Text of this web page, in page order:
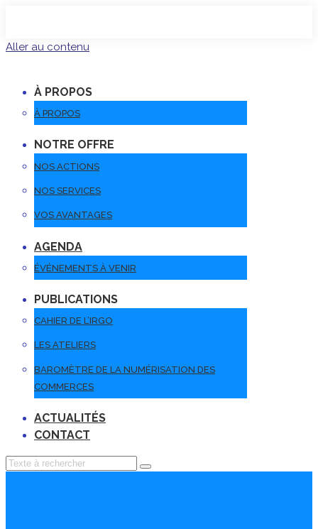
Aller au contenu
À PROPOS
À PROPOS
NOTRE OFFRE
NOS ACTIONS
NOS SERVICES
VOS AVANTAGES
AGENDA
ÉVÉNEMENTS À VENIR
PUBLICATIONS
CAHIER DE L’IRGO
LES ATELIERS
BAROMÈTRE DE LA NUMÉRISATION DES
COMMERCES
ACTUALITÉS
CONTACT